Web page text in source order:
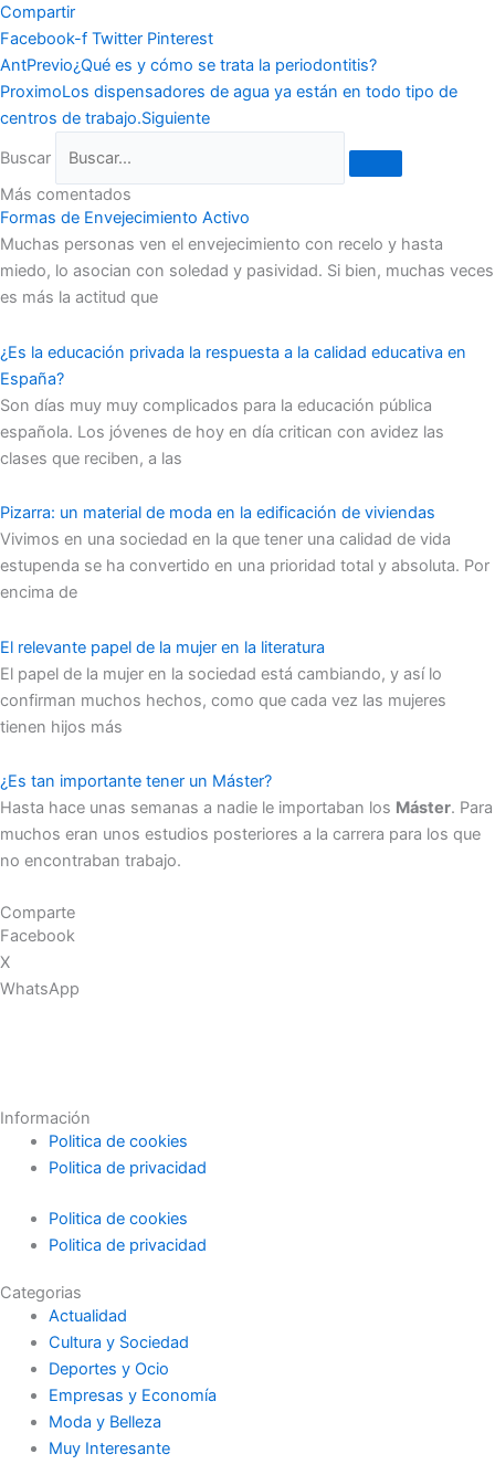
Compartir
Facebook-f Twitter Pinterest
AntPrevio¿Qué es y cómo se trata la periodontitis?
ProximoLos dispensadores de agua ya están en todo tipo de
centros de trabajo.Siguiente
Buscar
Más comentados
Formas de Envejecimiento Activo
Muchas personas ven el envejecimiento con recelo y hasta
miedo, lo asocian con soledad y pasividad. Si bien, muchas veces
es más la actitud que
¿Es la educación privada la respuesta a la calidad educativa en
España?
Son días muy muy complicados para la educación pública
española. Los jóvenes de hoy en día critican con avidez las
clases que reciben, a las
Pizarra: un material de moda en la edificación de viviendas
Vivimos en una sociedad en la que tener una calidad de vida
estupenda se ha convertido en una prioridad total y absoluta. Por
encima de
El relevante papel de la mujer en la literatura
El papel de la mujer en la sociedad está cambiando, y así lo
confirman muchos hechos, como que cada vez las mujeres
tienen hijos más
¿Es tan importante tener un Máster?
Hasta hace unas semanas a nadie le importaban los Máster. Para
muchos eran unos estudios posteriores a la carrera para los que
no encontraban trabajo.
Comparte
Facebook
X
WhatsApp
Información
Politica de cookies
Politica de privacidad
Politica de cookies
Politica de privacidad
Categorias
Actualidad
Cultura y Sociedad
Deportes y Ocio
Empresas y Economía
Moda y Belleza
Muy Interesante